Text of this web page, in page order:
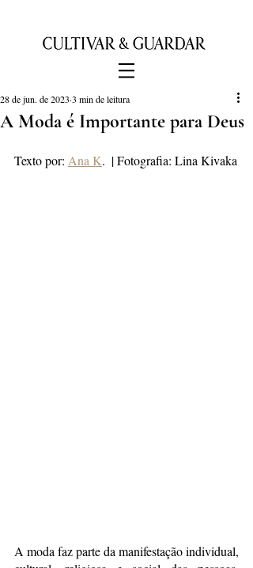
A Moda é Importante para Deus
28 de jun. de 2023 3 min de leitura
Texto por: Ana K.  | Fotografia: Lina Kivaka
A moda faz parte da manifestação individual,